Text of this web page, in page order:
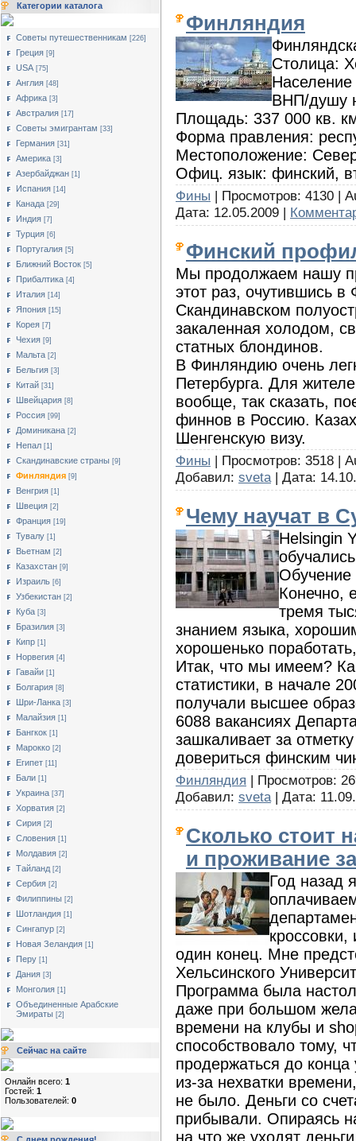
Категории каталога
Советы путешественникам [226]
Греция [9]
USA [75]
Англия [48]
Африка [3]
Австралия [17]
Cоветы эмигрантам [33]
Германия [31]
Америка [3]
Азербайджан [1]
Испания [14]
Канада [29]
Индия [7]
Турция [6]
Португалия [5]
Ближний Восток [5]
Прибалтика [4]
Италия [14]
Япония [15]
Корея [7]
Чехия [9]
Мальта [2]
Бельгия [3]
Китай [31]
Швейцария [8]
Россия [99]
Доминикана [2]
Непал [1]
Скандинавские страны [9]
Финляндия [9]
Венгрия [1]
Швеция [2]
Франция [19]
Тувалу [1]
Вьетнам [2]
Казахстан [9]
Израиль [6]
Узбекистан [2]
Куба [3]
Бразилия [3]
Кипр [1]
Норвегия [4]
Гавайи [1]
Болгария [8]
Шри-Ланка [3]
Малайзия [1]
Бангкок [1]
Марокко [2]
Египет [11]
Бали [1]
Украина [37]
Хорватия [2]
Сирия [2]
Словения [1]
Молдавия [2]
Тайланд [2]
Сербия [2]
Филиппины [2]
Шотландия [1]
Сингапур [2]
Новая Зеландия [1]
Перу [1]
Дания [3]
Монголия [1]
Объединенные Арабские
Эмираты [2]
Сейчас на сайте
Онлайн всего: 1
Гостей: 1
Пользователей: 0
Финляндия
Столица:
ВНП/душу
Площадь: 337 000 кв.
Форма правления:
Местоположение:
Офиц. язык: финский,
Фины | Просмотров: 4130 |
Дата: 12.05.2009 |
Финский
Мы продолжаем нашу
этот раз, очутившись в
Скандинавском
закаленная холодом,
статных блондинов.
В Финляндию очень
Петербурга. Для
вообще, так сказать,
финнов в Россию.
Шенгенскую визу.
Фины | Просмотров: 3518 |
Добавил: sveta | Дата:
Чему научат в
Helsingin
Конечно,
тремя
знанием языка,
хорошенько
Итак, что мы имеем?
статистики, в начале
получали высшее
6088 вакансиях
зашкаливает за
довериться финским
Финляндия | Просмотров:
Добавил: sveta | Дата:
Сколько стоит
и проживание
Год назад
кросcовки,
один конец. Мне
Хельсинского
Программа была
даже при большом
времени на клубы и
способствовало тому,
продержаться до конца
из-за нехватки
не было. Деньги со
прибывали. Опираясь
на что же уходят